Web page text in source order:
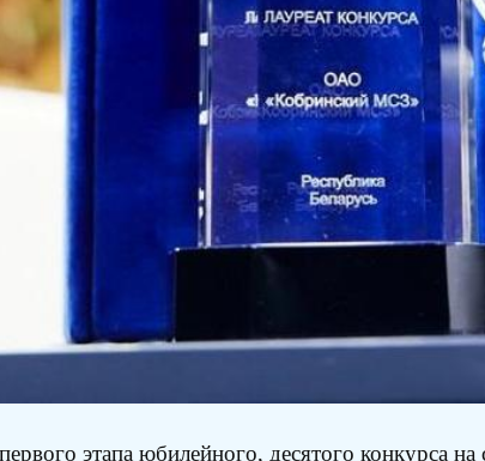
этапа юбилейного, десятого конкурса